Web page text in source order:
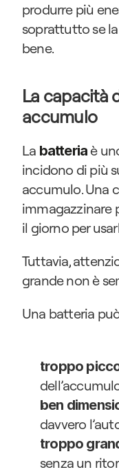
produrre più
soprattutto se
bene.
La capacità
accumulo
La batteria è
incidono di più
accumulo. Una
immagazzinare
il giorno per
Tuttavia,
grande non è
Una batteria
troppo
ben
davvero
troppo
senza un